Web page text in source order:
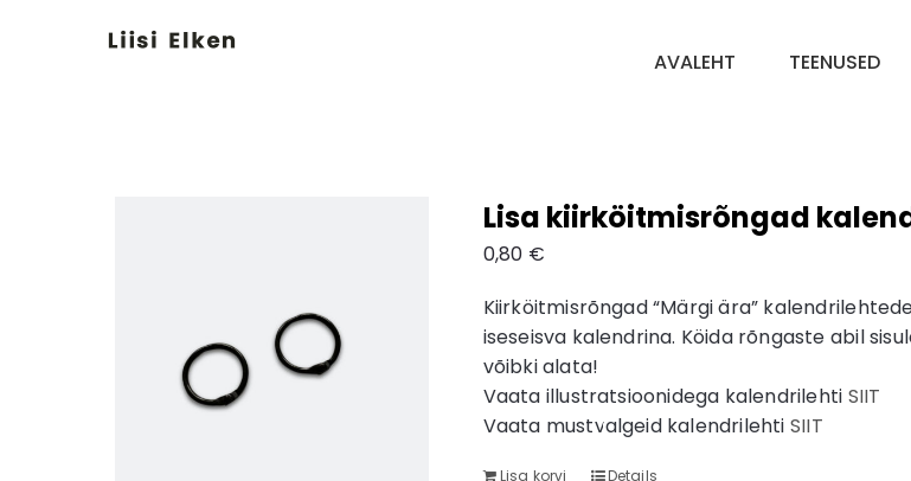
AVALEHT TEENUSED
Lisa kiirköitmisrõngad
0,80 €
Kiirköitmisrõngad “Märgi ära”
iseseisva kalendrina. Köida rõngaste abil
võibki alata!
Vaata illustratsioonidega kalendrilehti SIIT
Vaata mustvalgeid kalendrilehti SIIT
Lisa korvi Details